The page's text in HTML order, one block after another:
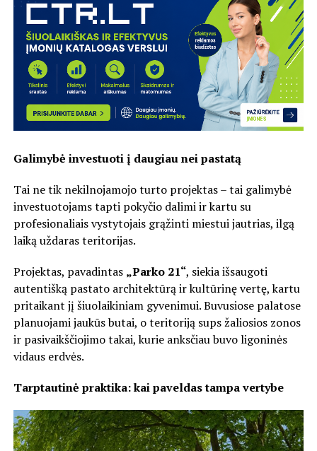
Galimybė investuoti į daugiau nei pastatą
Tai ne tik nekilnojamojo turto projektas – tai galimybė
investuotojams tapti pokyčio dalimi ir kartu su
profesionaliais vystytojais grąžinti miestui jautrias, ilgą
laiką uždaras teritorijas.
Projektas, pavadintas „Parko 21“, siekia išsaugoti
autentišką pastato architektūrą ir kultūrinę vertę, kartu
pritaikant jį šiuolaikiniam gyvenimui. Buvusiose palatose
planuojami jaukūs butai, o teritoriją sups žaliosios zonos
ir pasivaikščiojimo takai, kurie anksčiau buvo ligoninės
vidaus erdvės.
Tarptautinė praktika: kai paveldas tampa vertybe